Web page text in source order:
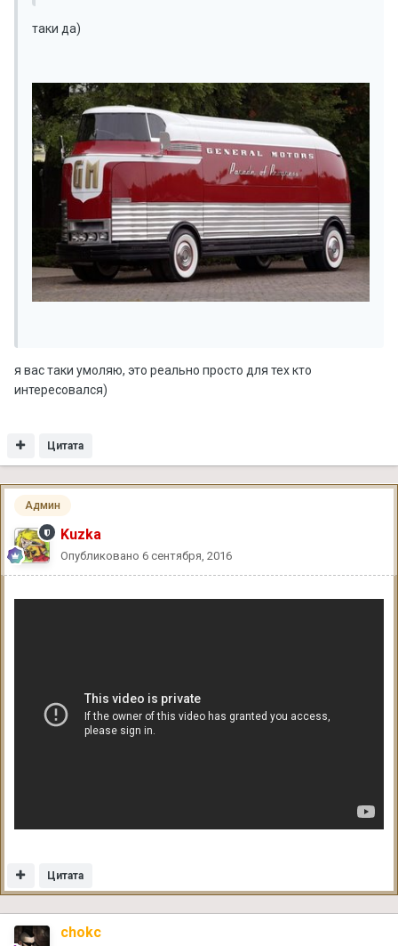
таки да)
я вас таки умоляю, это реально просто для тех кто
интересовался)
Цитата
Админ
Kuzka
Опубликовано 6 сентября, 2016
Цитата
chokc